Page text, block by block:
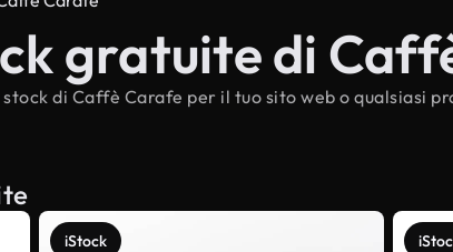
gratuite di
di Caffè Carafe per il tuo sito web o
iStock